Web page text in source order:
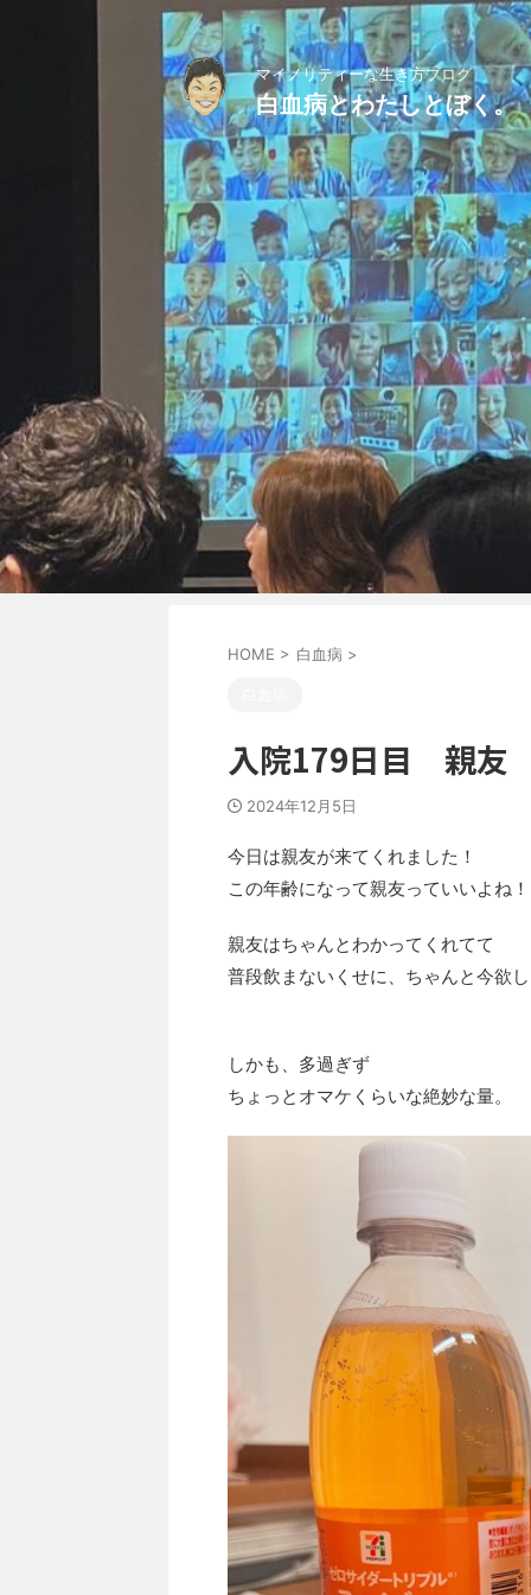
マイノリティーな生き方ブログ
白血病とわたしとぼく。
HOME > 白血病 >
入院179日目 親友
2024年12月5日
今日は親友が来てくれました！
この年齢になって親友っていいよね！
親友はちゃんとわかってくれてて
普段飲まないくせに、ちゃんと今欲
しかも、多過ぎず
ちょっとオマケくらいな絶妙な量。